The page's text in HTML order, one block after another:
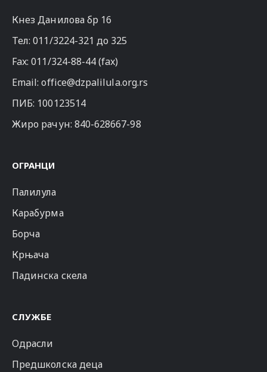
Кнез Данилова бр 16
Тел:011/3224-321 до 325
Fax: 011/324-88-44 (fax)
Email:office@dzpalilula.org.rs
ПИБ: 100123514
Жиро рачун: 840-628667-98
ОГРАНЦИ
Палилула
Карабурма
Борча
Крњача
Падинска скела
СЛУЖБЕ
Одрасли
Предшколска деца